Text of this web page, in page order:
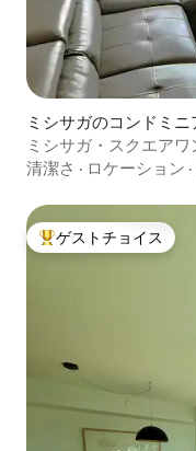
ミシサガのコンドミニ
ミシサガ・スクエア
清潔さ · ロケーション ·
大好評のゲストチョイ
ゲストチョイス